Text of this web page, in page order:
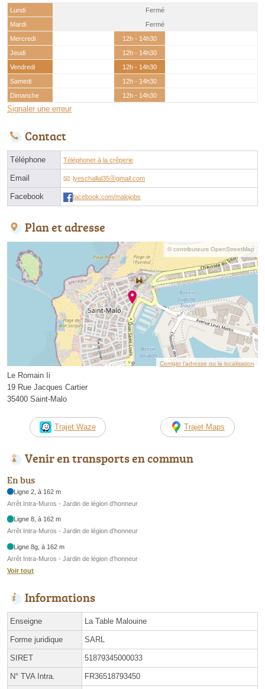
Lundi
Fermé
Mardi
Fermé
Mercredi
12h - 14h30
Jeudi
12h - 14h30
Vendredi
12h - 14h30
Samedi
12h - 14h30
Dimanche
12h - 14h30
Signaler une erreur
Contact
Téléphone Téléphoner à la crêperie
Email lyeschallal35ⓐgmail.com
Facebook facebook.com/malojobs
Plan et adresse
© contributeurs OpenStreetMap
Corriger l’adresse ou la localisation
Le Romain Ii
19 Rue Jacques Cartier
35400 Saint-Malo
Trajet Waze Trajet Maps
Venir en transports en commun
En bus
Ligne 2, à 162 m
Arrêt Intra-Muros - Jardin de légion d'honneur
Ligne 8, à 162 m
Arrêt Intra-Muros - Jardin de légion d'honneur
Ligne 8g, à 162 m
Arrêt Intra-Muros - Jardin de légion d'honneur
Voir tout
Informations
Enseigne La Table Malouine
Forme juridique SARL
SIRET 51879345000033
N° TVA Intra. FR36518793450